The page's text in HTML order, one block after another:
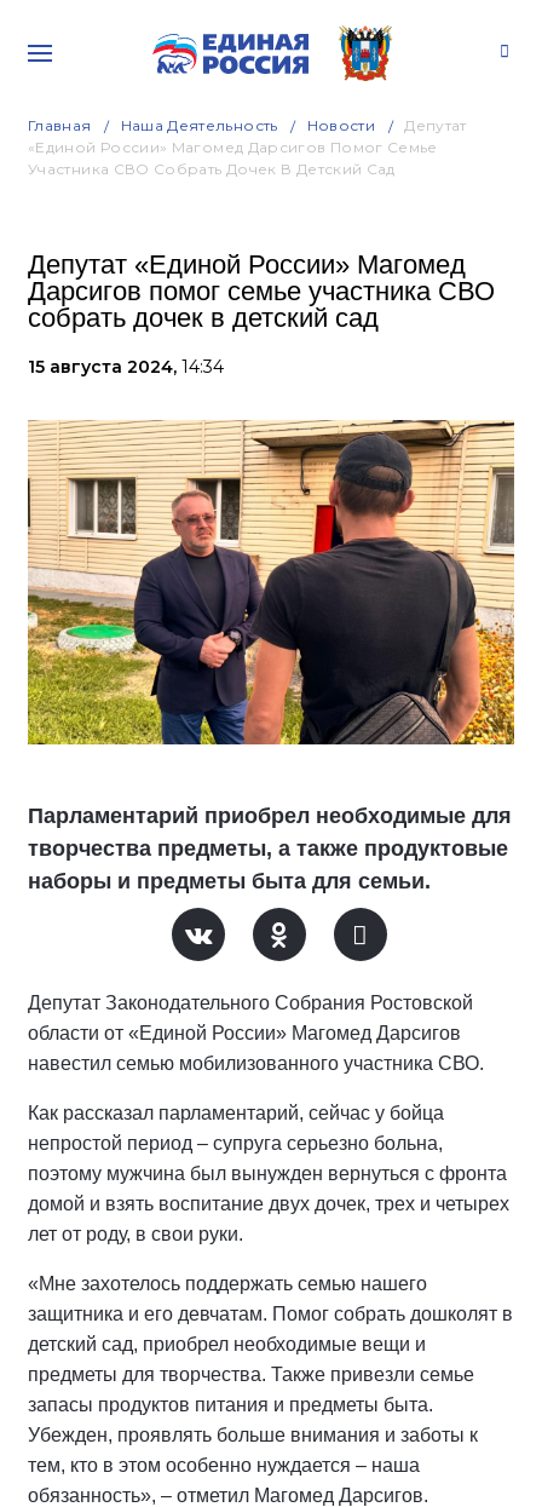
Главная Наша Деятельность Новости
Депутат
«Единой России» Магомед Дарсигов Помог Семье
Участника СВО Собрать Дочек В Детский Сад
Депутат «Единой России» Магомед
Дарсигов помог семье участника СВО
собрать дочек в детский сад
15 августа 2024, 14:34
Парламентарий приобрел необходимые для
творчества предметы, а также продуктовые
наборы и предметы быта для семьи.
Депутат Законодательного Собрания Ростовской
области от «Единой России» Магомед Дарсигов
навестил семью мобилизованного участника СВО.
Как рассказал парламентарий, сейчас у бойца
непростой период – супруга серьезно больна,
поэтому мужчина был вынужден вернуться с фронта
домой и взять воспитание двух дочек, трех и четырех
лет от роду, в свои руки.
«Мне захотелось поддержать семью нашего
защитника и его девчатам. Помог собрать дошколят в
детский сад, приобрел необходимые вещи и
предметы для творчества. Также привезли семье
запасы продуктов питания и предметы быта.
Убежден, проявлять больше внимания и заботы к
тем, кто в этом особенно нуждается – наша
обязанность», – отметил Магомед Дарсигов.